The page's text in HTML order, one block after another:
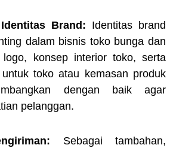
Brand: Identitas brand
dalam bisnis toko bunga dan
logo, konsep interior toko, serta
toko atau kemasan produk
dengan baik agar
pelanggan.
Sebagai tambahan,